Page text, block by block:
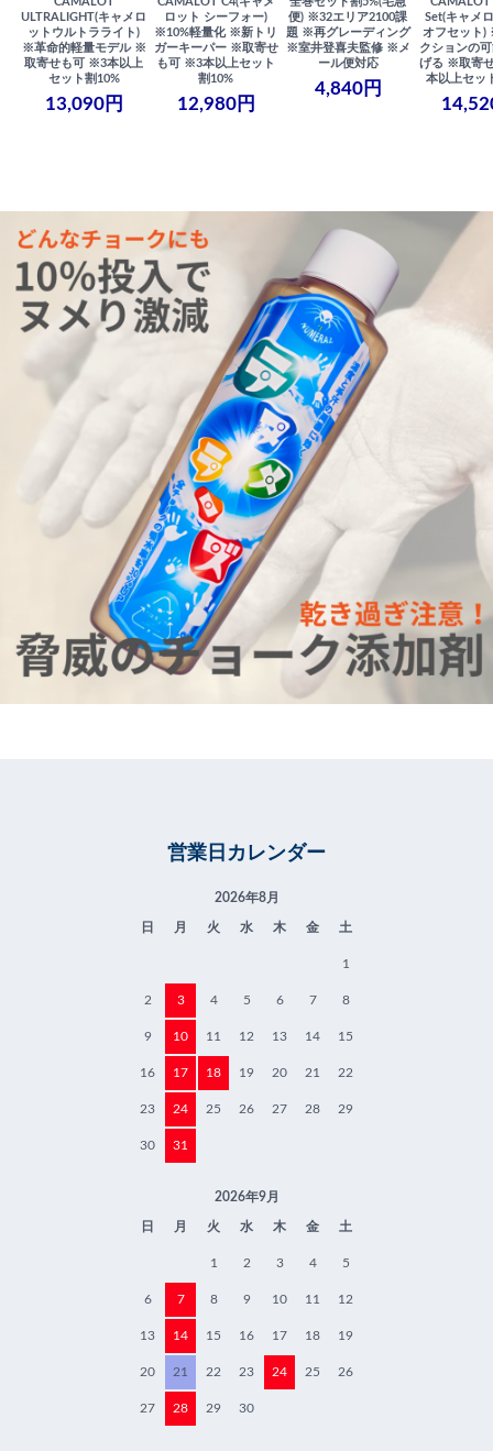
ULTRALIGHT(キャメロ
ットウルトラライト)
※革命的軽量モデル ※
取寄せも可 ※3本以上
セット割10%
13,090円
ロット シーフォー)
※10%軽量化 ※新トリ
ガーキーパー ※取寄せ
も可 ※3本以上セット
割10%
12,980円
便) ※32エリア2100課
題 ※再グレーディング
※室井登喜夫監修 ※メ
ール便対応
4,840円
Set(キャメ
オフセット)
クションの
げる ※取寄
本以上セッ
営業日カレンダー
2026年8月
日 月 火 水 木 金 土
1
2 3 4 5 6 7 8
9 10 11 12 13 14 15
16 17 18 19 20 21 22
23 24 25 26 27 28 29
30 31
2026年9月
日 月 火 水 木 金 土
1 2 3 4 5
6 7 8 9 10 11 12
13 14 15 16 17 18 19
20 21 22 23 24 25 26
27 28 29 30